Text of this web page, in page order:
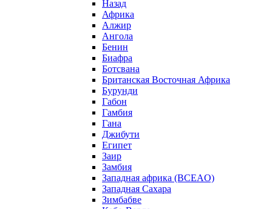
Назад
Африка
Алжир
Ангола
Бенин
Биафра
Ботсвана
Британская Восточная Африка
Бурунди
Габон
Гамбия
Гана
Джибути
Египет
Заир
Замбия
Западная африка (BCEAO)
Западная Сахара
Зимбабве